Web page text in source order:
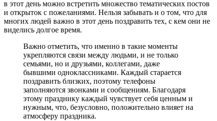
в этот день можно встретить множество тематических постов
и открыток с пожеланиями. Нельзя забывать и о том, что для
многих людей важно в этот день поздравить тех, с кем они не
виделись долгое время.
Важно отметить, что именно в такие моменты
укрепляются связи между людьми, и не только
семьями, но и друзьями, коллегами, даже
бывшими одноклассниками. Каждый старается
поздравить близких, поэтому телефоны
заполняются звонками и сообщениям. Благодаря
этому празднику каждый чувствует себя ценным и
нужным, что, безусловно, положительно влияет на
атмосферу праздника.